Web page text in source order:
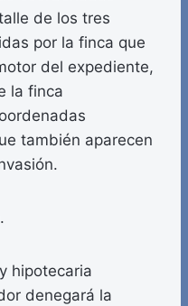
de los tres
por la finca que
del expediente,
la finca
también aparecen
hipotecaria
denegará la